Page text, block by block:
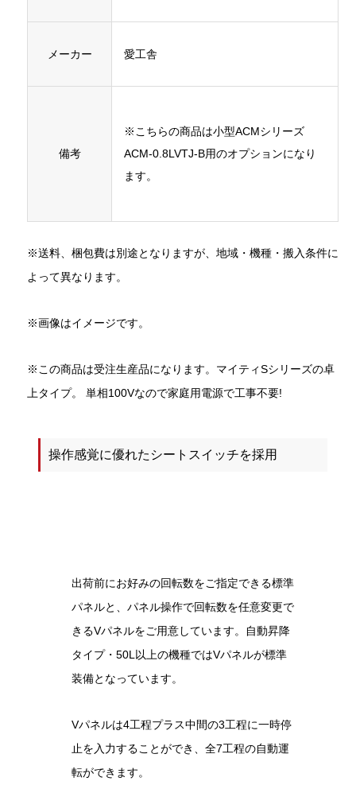
メーカー 愛工舎
備考
※こちらの商品は小型ACMシリーズ
ACM-0.8LVTJ-B用のオプションになり
ます。
※送料、梱包費は別途となりますが、地域・機種・搬入条件に
よって異なります。
※画像はイメージです。
※この商品は受注生産品になります。マイティSシリーズの卓
上タイプ。 単相100Vなので家庭用電源で工事不要!
操作感覚に優れたシートスイッチを採用
出荷前にお好みの回転数をご指定できる標準
パネルと、パネル操作で回転数を任意変更で
きるVパネルをご用意しています。自動昇降
タイプ・50L以上の機種ではVパネルが標準
装備となっています。
Vパネルは4工程プラス中間の3工程に一時停
止を入力することができ、全7工程の自動運
転ができます。